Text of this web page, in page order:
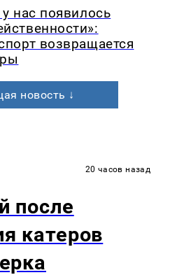
нас появилось
возвращается
новость ↓
20 часов назад
после
катеров